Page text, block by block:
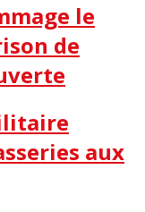
le
de
aux